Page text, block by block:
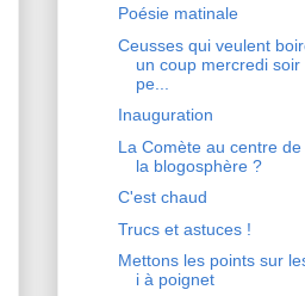
Poésie matinale
Ceusses qui veulent
un coup mercredi soir
pe...
Inauguration
La Comète au centre de
la blogosphère ?
C'est chaud
Trucs et astuces !
Mettons les points sur
i à poignet